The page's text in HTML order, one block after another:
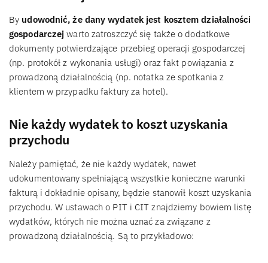
By udowodnić, że dany wydatek jest kosztem działalności
gospodarczej warto zatroszczyć się także o dodatkowe
dokumenty potwierdzające przebieg operacji gospodarczej
(np. protokół z wykonania usługi) oraz fakt powiązania z
prowadzoną działalnością (np. notatka ze spotkania z
klientem w przypadku faktury za hotel).
Nie każdy wydatek to koszt uzyskania
przychodu
Należy pamiętać, że nie każdy wydatek, nawet
udokumentowany spełniającą wszystkie konieczne warunki
fakturą i dokładnie opisany, będzie stanowił koszt uzyskania
przychodu. W ustawach o PIT i CIT znajdziemy bowiem listę
wydatków, których nie można uznać za związane z
prowadzoną działalnością. Są to przykładowo: